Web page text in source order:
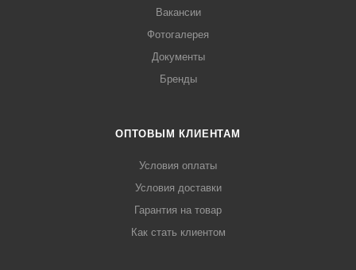
Вакансии
Фотогалерея
Документы
Бренды
ОПТОВЫМ КЛИЕНТАМ
Условия оплаты
Условия доставки
Гарантия на товар
Как стать клиентом